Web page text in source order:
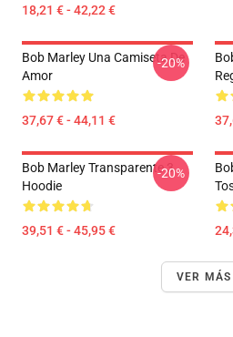
18,21 € - 42,22 €
Bob Marley Una Camiseta De
Amor
37,67 € - 44,11 €
-20%
Bob Marley Transparente 3
Hoodie
39,51 € - 45,95 €
-20%
VER MÁS